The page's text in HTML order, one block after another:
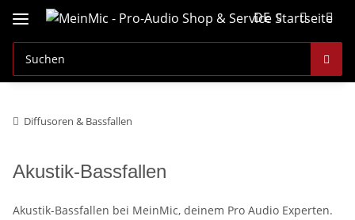
DE
Diffusoren & Bassfallen
Akustik-Bassfallen
Akustik-Bassfallen bei MeinMic, deinem Pro Audio Experten.